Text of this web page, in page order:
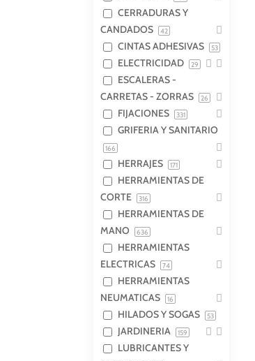
CERRADURAS Y
CANDADOS
42
CINTAS ADHESIVAS 53
ELECTRICIDAD 29
ESCALERAS -
CARRETAS - ZORRAS
26
FIJACIONES 331
GRIFERIA Y SANITARIO
166
HERRAJES 171
HERRAMIENTAS DE
CORTE
316
HERRAMIENTAS DE
MANO
636
HERRAMIENTAS
ELECTRICAS
74
HERRAMIENTAS
NEUMATICAS
16
HILADOS Y SOGAS 53
JARDINERIA 159
LUBRICANTES Y